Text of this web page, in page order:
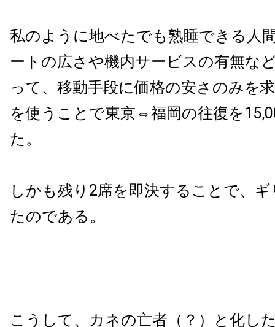
私のように地べたでも熟睡できる人
ートの広さや機内サービスの有無な
って、移動手段に価格の安さのみを
を使うことで東京⇔福岡の往復を
た。
しかも残り2席を即決することで、
たのである。
こうして、カネの亡者（？）と化し